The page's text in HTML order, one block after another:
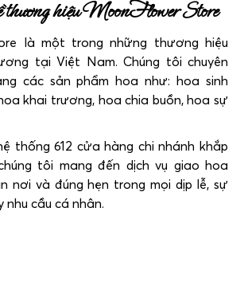
thương hiệu MoonFlower Store
là một trong những thương hiệu
tại Việt Nam. Chúng tôi chuyên
các sản phẩm hoa như: hoa sinh
khai trương, hoa chia buồn, hoa sự
thống 612 cửa hàng chi nhánh khắp
tôi mang đến dịch vụ giao hoa
nơi và đúng hẹn trong mọi dịp lễ, sự
nhu cầu cá nhân.